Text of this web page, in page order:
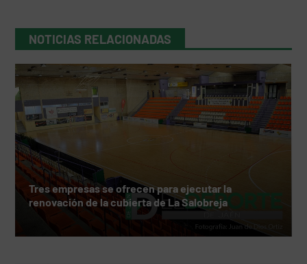
NOTICIAS RELACIONADAS
Tres empresas se ofrecen para ejecutar la
renovación de la cubierta de La Salobreja